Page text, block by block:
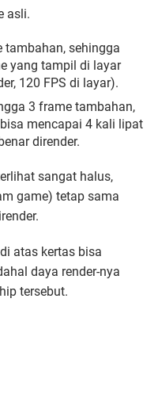
asli.
tambahan, sehingga
yang tampil di layar
120 FPS di layar).
3 frame tambahan,
mencapai 4 kali lipat
dirender.
sangat halus,
game) tetap sama
atas kertas bisa
daya render-nya
tersebut.